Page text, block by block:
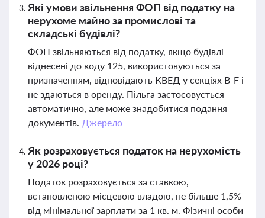
Які умови звільнення ФОП від податку на
нерухоме майно за промислові та
складські будівлі?
ФОП звільняються від податку, якщо будівлі
віднесені до коду 125, використовуються за
призначенням, відповідають КВЕД у секціях B-F і
не здаються в оренду. Пільга застосовується
автоматично, але може знадобитися подання
документів. Джерело
Як розраховується податок на нерухомість
у 2026 році?
Податок розраховується за ставкою,
встановленою місцевою владою, не більше 1,5%
від мінімальної зарплати за 1 кв. м. Фізичні особи